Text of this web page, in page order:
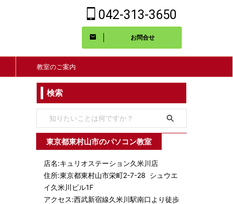
042-313-3650
お問合せ
教室のご案内
検索
東京都東村山市のパソコン教室
店名:キュリオステーション久米川店
住所:東京都東村山市栄町2-7-28 シュウエ
イ久米川ビル1F
アクセス:西武新宿線久米川駅南口より徒歩